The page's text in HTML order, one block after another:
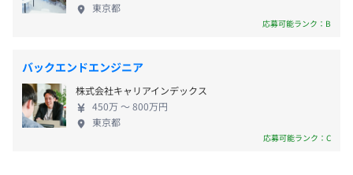
の場合）あり
東京都
応募可能ランク：B
バックエンドエンジニア
株式会社キャリアインデックス
450万 〜 800万円
東京都
応募可能ランク：C